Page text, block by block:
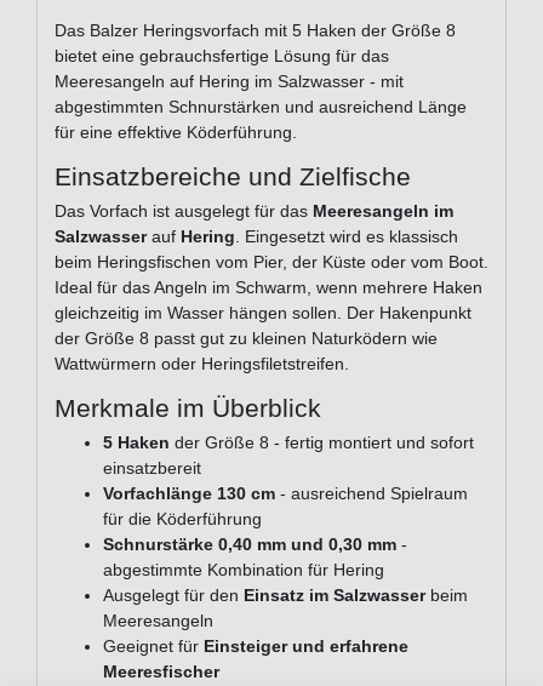
Das Balzer Heringsvorfach mit 5 Haken der Größe 8
bietet eine gebrauchsfertige Lösung für das
Meeresangeln auf Hering im Salzwasser - mit
abgestimmten Schnurstärken und ausreichend Länge
für eine effektive Köderführung.
Einsatzbereiche und Zielfische
Das Vorfach ist ausgelegt für das Meeresangeln im
Salzwasserauf Hering. Eingesetzt wird es klassisch
beim Heringsfischen vom Pier, der Küste oder vom Boot.
Ideal für das Angeln im Schwarm, wenn mehrere Haken
gleichzeitig im Wasser hängen sollen. Der Hakenpunkt
der Größe 8 passt gut zu kleinen Naturködern wie
Wattwürmern oder Heringsfiletstreifen.
Merkmale im Überblick
5 Haken der Größe 8 - fertig montiert und sofort
einsatzbereit
Vorfachlänge 130 cm - ausreichend Spielraum
für die Köderführung
Schnurstärke 0,40 mm und 0,30 mm -
abgestimmte Kombination für Hering
Ausgelegt für den Einsatz im Salzwasserbeim
Meeresangeln
Geeignet für Einsteiger und erfahrene
Meeresfischer